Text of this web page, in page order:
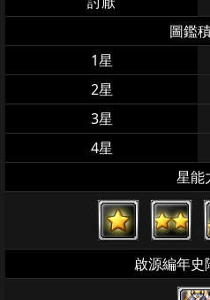
圖鑑
1星
2星
3星
4星
星能
啟源編年史